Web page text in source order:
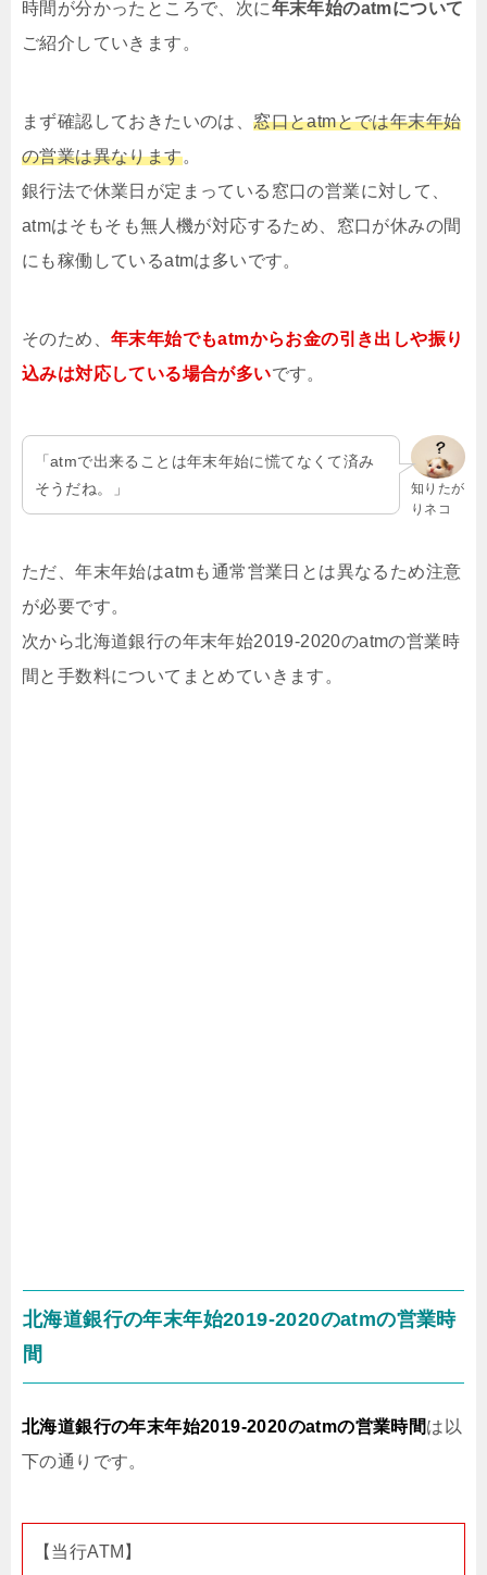
時間が分かったところで、次に年末年始のatmについて
ご紹介していきます。
まず確認しておきたいのは、窓口とatmとでは年末年始
の営業は異なります。
銀行法で休業日が定まっている窓口の営業に対して、
atmはそもそも無人機が対応するため、窓口が休みの間
にも稼働しているatmは多いです。
そのため、 年末年始でもatmからお金の引き出しや振り
込みは対応している場合が多いです。
知りたが
りネコ
「atmで出来ることは年末年始に慌てなくて済み
そうだね。」
ただ、年末年始はatmも通常営業日とは異なるため注意
が必要です。
次から北海道銀行の年末年始2019-2020のatmの営業時
間と手数料についてまとめていきます。
北海道銀行の年末年始2019-2020のatmの営業時
間
北海道銀行の年末年始2019-2020のatmの営業時間は以
下の通りです。
【当行ATM】